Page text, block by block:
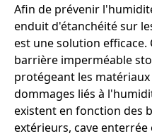
Afin de prévenir
enduit d'étanchéité sur
est une solution
barrière imperméable
protégeant les
dommages liés à
existent en fonction des
extérieurs, cave enterrée